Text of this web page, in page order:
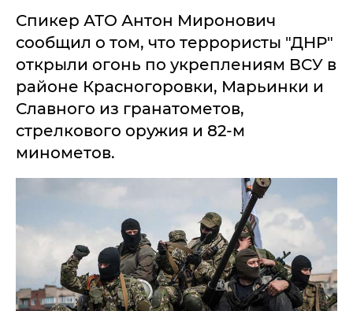
Спикер АТО Антон Миронович
сообщил о том, что террористы "ДНР"
открыли огонь по укреплениям ВСУ в
районе Красногоровки, Марьинки и
Славного из гранатометов,
стрелкового оружия и 82-м
минометов.